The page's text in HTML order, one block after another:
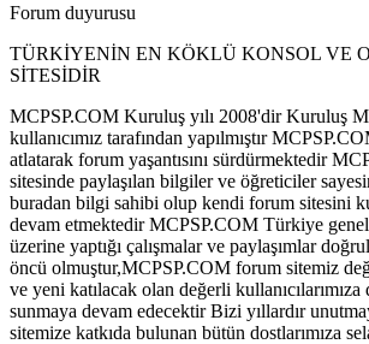
Forum duyurusu
TÜRKİYENİN EN KÖKLÜ KONSOL VE
SİTESİDİR
MCPSP.COM Kuruluş yılı 2008'dir Kuruluş
kullanıcımız tarafından yapılmıştır
atlatarak forum yaşantısını sürdürmektedir
sitesinde paylaşılan bilgiler ve öğreticiler
buradan bilgi sahibi olup kendi forum sitesini
devam etmektedir MCPSP.COM Türkiye
üzerine yaptığı çalışmalar ve paylaşımlar
öncü olmuştur,MCPSP.COM forum sitemiz
ve yeni katılacak olan değerli kullanıcılarımıza
sunmaya devam edecektir Bizi yıllardır
sitemize katkıda bulunan bütün dostlarımıza